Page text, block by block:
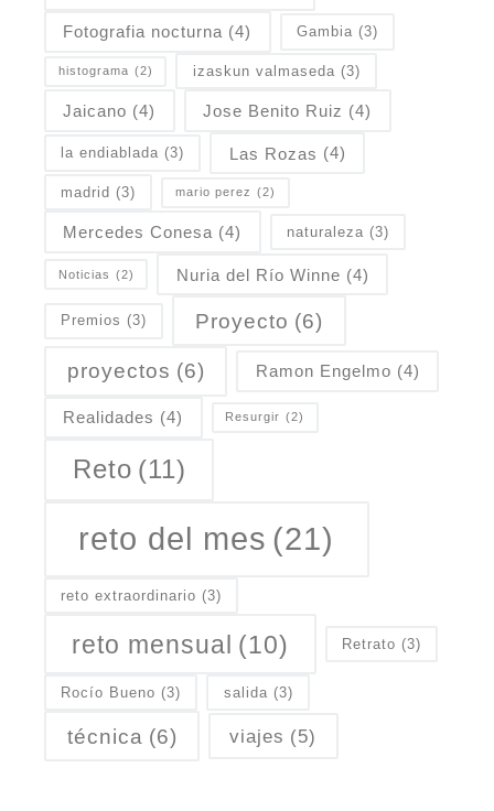
Fotografia nocturna (4) Gambia (3)
histograma (2) izaskun valmaseda (3)
Jaicano (4) Jose Benito Ruiz (4)
la endiablada (3) Las Rozas (4)
madrid (3) mario perez (2)
Mercedes Conesa (4) naturaleza (3)
Noticias (2) Nuria del Río Winne (4)
Premios (3) Proyecto (6)
proyectos (6) Ramon Engelmo (4)
Realidades (4) Resurgir (2)
Reto (11)
reto del mes (21)
reto extraordinario (3)
reto mensual (10) Retrato (3)
Rocío Bueno (3) salida (3)
técnica (6) viajes (5)